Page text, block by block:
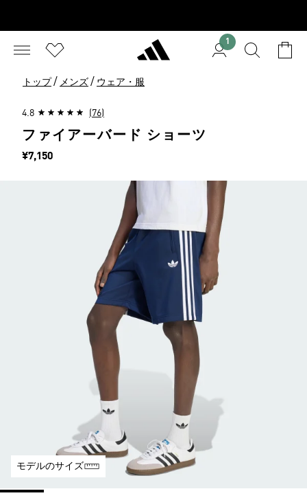
1
トップ / メンズ / ウェア・服
4.8 (76)
ファイアーバード ショーツ
価格
¥7,150
モデルのサイズ